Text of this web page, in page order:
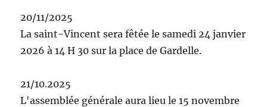
20/11/2025
La saint-Vincent sera fêtée le samedi 24 janvier
2026 à 14 H 30 sur la place de Gardelle.
21/10.2025
L'assemblée générale aura lieu le 15 novembre